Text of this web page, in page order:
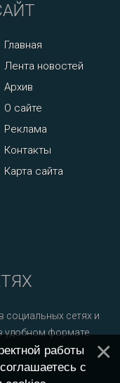
Главная
Лента новостей
Архив
О сайте
Реклама
Контакты
Карта сайта
социальных сетях и
удобном формате.
работы
с